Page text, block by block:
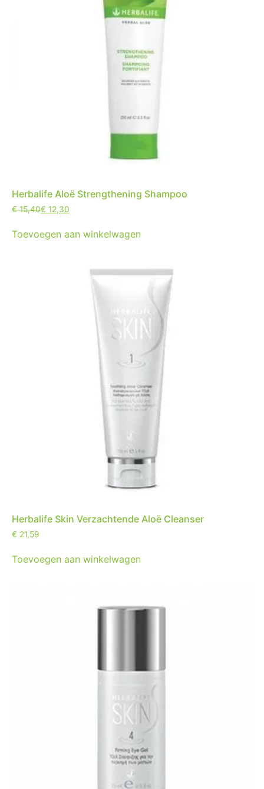
Herbalife Aloë Strengthening Shampoo
€15,40€ 12,30
Toevoegen aan winkelwagen
Herbalife Skin Verzachtende Aloë Cleanser
€ 21,59
Toevoegen aan winkelwagen